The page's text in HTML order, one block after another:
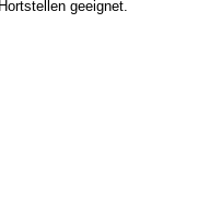
geeignet.